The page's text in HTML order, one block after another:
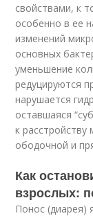
свойствами, к
особенно в ее
изменений
основных
уменьшение
редуцируются
нарушается
оставшаяся
к
ободочной и
Как
взрослых:
Понос (диарея)